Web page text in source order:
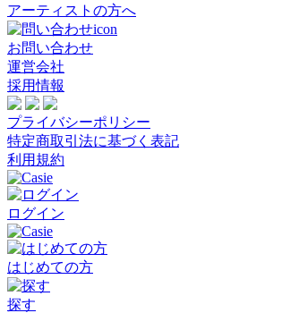
アーティストの方へ
お問い合わせ
運営会社
採用情報
プライバシーポリシー
特定商取引法に基づく表記
利用規約
ログイン
はじめての方
探す